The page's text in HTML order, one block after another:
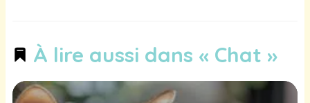
À lire aussi dans « Chat »